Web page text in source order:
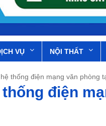
VỤ NỘI THẤT
thống điện mạng văn phòng
điện